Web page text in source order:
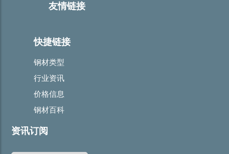
友情链接
快捷链接
钢材类型
行业资讯
价格信息
钢材百科
资讯订阅